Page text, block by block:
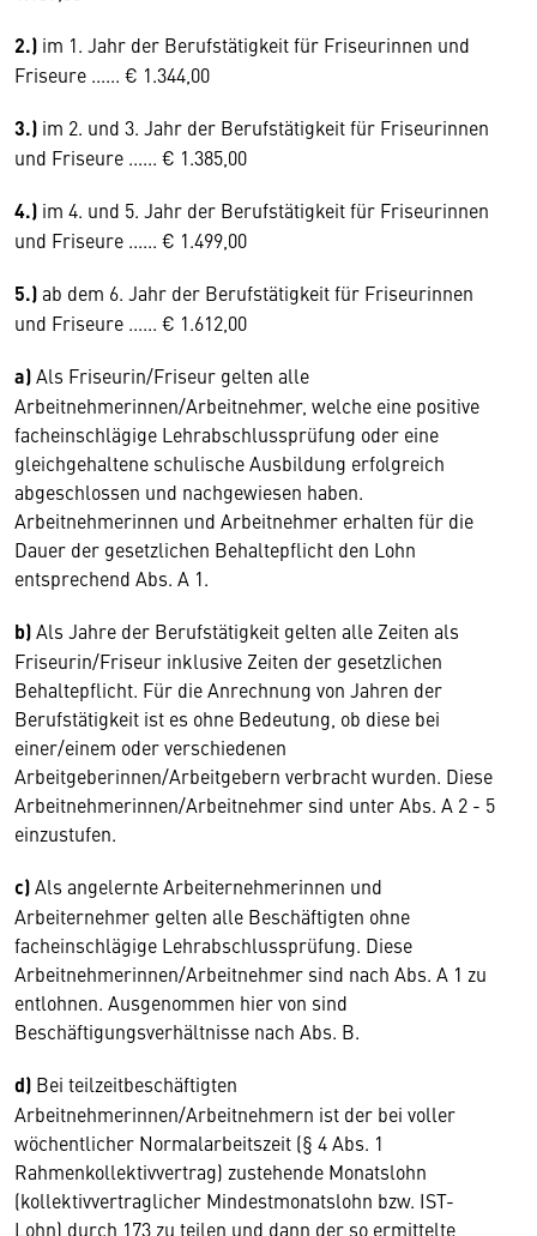
2.) im 1. Jahr der Berufstätigkeit für Friseurinnen und
Friseure ...... € 1.344,00
3.) im 2. und 3. Jahr der Berufstätigkeit für Friseurinnen
und Friseure ...... € 1.385,00
4.) im 4. und 5. Jahr der Berufstätigkeit für Friseurinnen
und Friseure ...... € 1.499,00
5.)ab dem 6. Jahr der Berufstätigkeit für Friseurinnen
und Friseure ...... € 1.612,00
a)Als Friseurin/Friseur gelten alle
Arbeitnehmerinnen/Arbeitnehmer, welche eine positive
facheinschlägige Lehrabschlussprüfung oder eine
gleichgehaltene schulische Ausbildung erfolgreich
abgeschlossen und nachgewiesen haben.
Arbeitnehmerinnen und Arbeitnehmer erhalten für die
Dauer der gesetzlichen Behaltepflicht den Lohn
entsprechend Abs. A 1.
b)Als Jahre der Berufstätigkeit gelten alle Zeiten als
Friseurin/Friseur inklusive Zeiten der gesetzlichen
Behaltepflicht. Für die Anrechnung von Jahren der
Berufstätigkeit ist es ohne Bedeutung, ob diese bei
einer/einem oder verschiedenen
Arbeitgeberinnen/Arbeitgebern verbracht wurden. Diese
Arbeitnehmerinnen/Arbeitnehmer sind unter Abs. A 2 - 5
einzustufen.
c)Als angelernte Arbeiternehmerinnen und
Arbeiternehmer gelten alle Beschäftigten ohne
facheinschlägige Lehrabschlussprüfung. Diese
Arbeitnehmerinnen/Arbeitnehmer sind nach Abs. A 1 zu
entlohnen. Ausgenommen hier von sind
Beschäftigungsverhältnisse nach Abs. B.
d) Bei teilzeitbeschäftigten
Arbeitnehmerinnen/Arbeitnehmern ist der bei voller
wöchentlicher Normalarbeitszeit (§ 4 Abs. 1
Rahmenkollektivvertrag) zustehende Monatslohn
(kollektivvertraglicher Mindestmonatslohn bzw. IST-
Lohn) durch 173 zu teilen und dann der so ermittelte